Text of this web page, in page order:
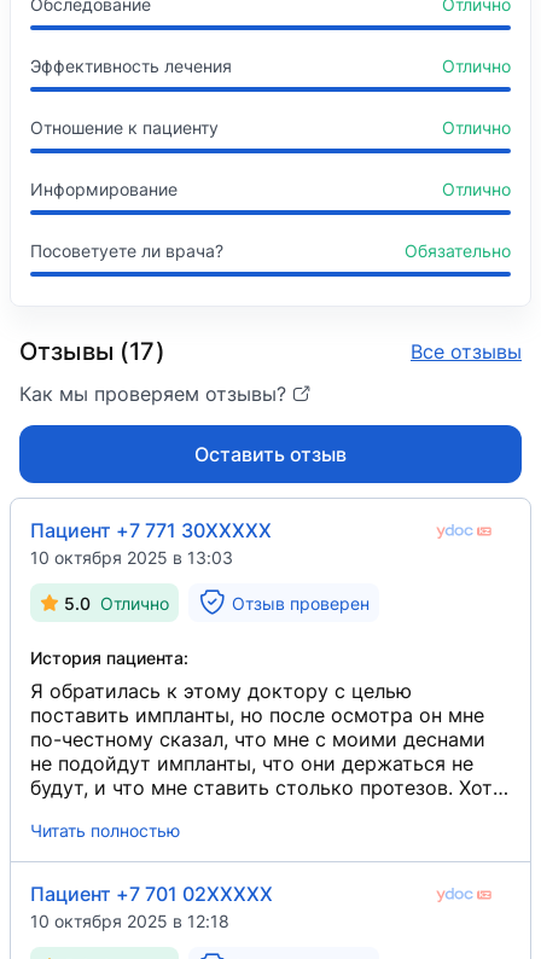
Обследование Отлично
Эффективность лечения Отлично
Отношение к пациенту Отлично
Информирование Отлично
Посоветуете ли врача? Обязательно
Отзывы (17)
Все отзывы
Как мы проверяем отзывы?
Оставить отзыв
Пациент +7 771 30XXXXX
10 октября 2025 в 13:03
5.0 Отлично Отзыв проверен
История пациента:
Я обратилась к этому доктору с целью
поставить импланты, но после осмотра он мне
по-честному сказал, что мне с моими деснами
не подойдут импланты, что они держаться не
будут, и что мне ставить столько протезов. Хотя
установить. Я хочу выразить ему благодарность
за человечность и честность. Он очень
вежливый, деликатно и грамотно доносил до
меня информацию.
Читать полностью
Пациент +7 701 02XXXXX
10 октября 2025 в 12:18